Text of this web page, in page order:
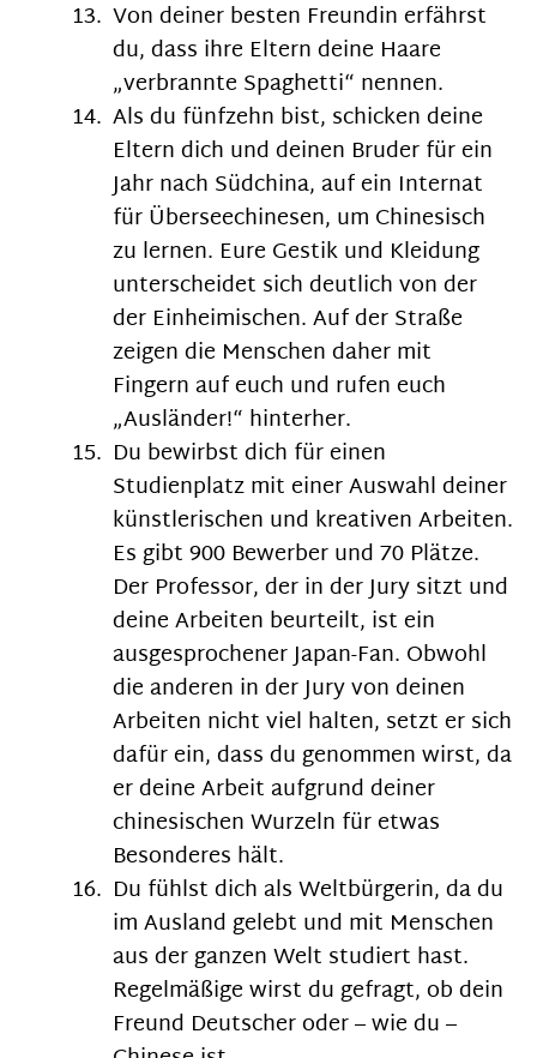
Von deiner besten Freundin erfährst
du, dass ihre Eltern deine Haare
„verbrannte Spaghetti“ nennen.
Als du fünfzehn bist, schicken deine
Eltern dich und deinen Bruder für ein
Jahr nach Südchina, auf ein Internat
für Überseechinesen, um Chinesisch
zu lernen. Eure Gestik und Kleidung
unterscheidet sich deutlich von der
der Einheimischen. Auf der Straße
zeigen die Menschen daher mit
Fingern auf euch und rufen euch
„Ausländer!“ hinterher.
Du bewirbst dich für einen
Studienplatz mit einer Auswahl deiner
künstlerischen und kreativen Arbeiten.
Es gibt 900 Bewerber und 70 Plätze.
Der Professor, der in der Jury sitzt und
deine Arbeiten beurteilt, ist ein
ausgesprochener Japan-Fan. Obwohl
die anderen in der Jury von deinen
Arbeiten nicht viel halten, setzt er sich
dafür ein, dass du genommen wirst, da
er deine Arbeit aufgrund deiner
chinesischen Wurzeln für etwas
Besonderes hält.
Du fühlst dich als Weltbürgerin, da du
im Ausland gelebt und mit Menschen
aus der ganzen Welt studiert hast.
Regelmäßige wirst du gefragt, ob dein
Freund Deutscher oder – wie du –